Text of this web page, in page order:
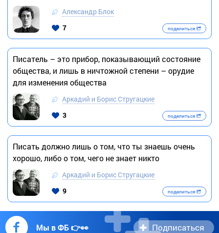
Александр Блок
7
поделиться
Писатель – это прибор, показывающий состояние
общества, и лишь в ничтожной степени – орудие
для изменения общества
Аркадий и Борис Стругацкие
3
поделиться
Писать должно лишь о том, что ты знаешь очень
хорошо, либо о том, чего не знает никто
Аркадий и Борис Стругацкие
9
поделиться
Мы в ФБ 👉👀 Подписаться